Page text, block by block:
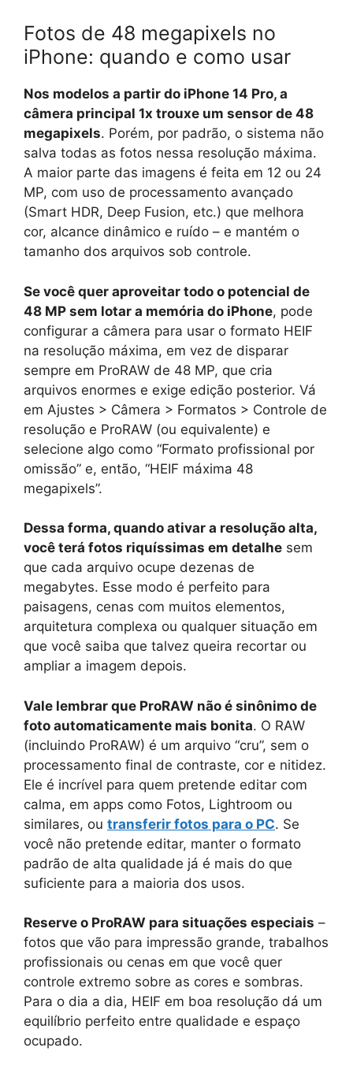
Fotos de 48 megapixels no
iPhone: quando e como usar
Nos modelos a partir do iPhone 14 Pro, a
câmera principal 1x trouxe um sensor de 48
megapixels. Porém, por padrão, o sistema não
salva todas as fotos nessa resolução máxima.
A maior parte das imagens é feita em 12 ou 24
MP, com uso de processamento avançado
(Smart HDR, Deep Fusion, etc.) que melhora
cor, alcance dinâmico e ruído – e mantém o
tamanho dos arquivos sob controle.
Se você quer aproveitar todo o potencial de
48 MP sem lotar a memória do iPhone, pode
configurar a câmera para usar o formato HEIF
na resolução máxima, em vez de disparar
sempre em ProRAW de 48 MP, que cria
arquivos enormes e exige edição posterior. Vá
em Ajustes > Câmera > Formatos > Controle de
resolução e ProRAW (ou equivalente) e
selecione algo como “Formato profissional por
omissão” e, então, “HEIF máxima 48
megapixels”.
Dessa forma, quando ativar a resolução alta,
você terá fotos riquíssimas em detalhe sem
que cada arquivo ocupe dezenas de
megabytes. Esse modo é perfeito para
paisagens, cenas com muitos elementos,
arquitetura complexa ou qualquer situação em
que você saiba que talvez queira recortar ou
ampliar a imagem depois.
Vale lembrar que ProRAW não é sinônimo de
foto automaticamente mais bonita. O RAW
(incluindo ProRAW) é um arquivo “cru”, sem o
processamento final de contraste, cor e nitidez.
Ele é incrível para quem pretende editar com
calma, em apps como Fotos, Lightroom ou
similares, ou transferir fotos para o PC. Se
você não pretende editar, manter o formato
padrão de alta qualidade já é mais do que
suficiente para a maioria dos usos.
Reserve o ProRAW para situações especiais –
fotos que vão para impressão grande, trabalhos
profissionais ou cenas em que você quer
controle extremo sobre as cores e sombras.
Para o dia a dia, HEIF em boa resolução dá um
equilíbrio perfeito entre qualidade e espaço
ocupado.